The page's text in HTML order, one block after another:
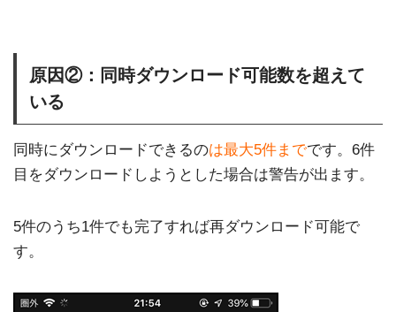
原因②：同時ダウンロード可能数を超えて
いる
同時にダウンロードできるのは最大5件までです。6件
目をダウンロードしようとした場合は警告が出ます。
5件のうち1件でも完了すれば再ダウンロード可能で
す。